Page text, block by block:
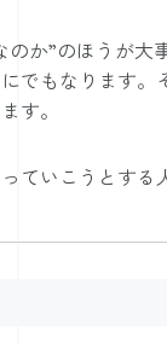
か”のほうが大
でもなります。
す。
ていこうとす